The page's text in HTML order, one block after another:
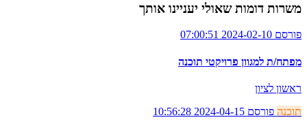
משרות דומות שאולי יעניינו אותך
פורסם 2024-02-10 07:00:51
מפתח/ת למגוון פרויקטי תוכנה
ראשון לציון
תוכנה פורסם 2024-04-15 10:56:28